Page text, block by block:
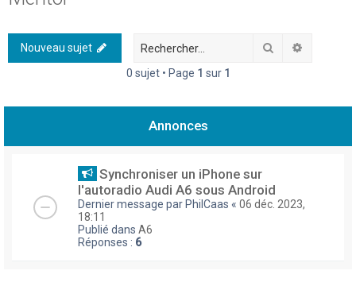
h
r
Nouveau sujet Rechercher
0 sujet • Page 1 sur 1
Annonces
Synchroniser un iPhone sur
l'autoradio Audi A6 sous Android
Dernier message par PhilCaas « 06 déc. 2023,
18:11
Publié dans A6
Réponses : 6